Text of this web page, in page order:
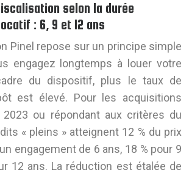
selon la durée
: 6, 9 et 12 ans
Pinel repose sur un principe simple
engagez longtemps à louer votre
du dispositif, plus le taux de
est élevé. Pour les acquisitions
2023 ou répondant aux critères du
« pleins » atteignent 12 % du prix
engagement de 6 ans, 18 % pour 9
12 ans. La réduction est étalée de